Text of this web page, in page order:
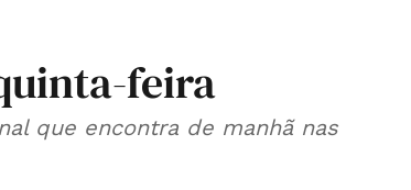
feira
que encontra de manhã nas